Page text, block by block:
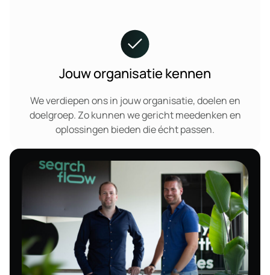
Jouw organisatie kennen
We verdiepen ons in jouw organisatie, doelen en
doelgroep. Zo kunnen we gericht meedenken en
oplossingen bieden die écht passen.